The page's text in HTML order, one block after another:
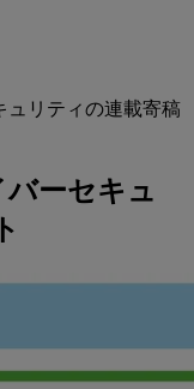
ュリティの連載寄稿
ーセキュ